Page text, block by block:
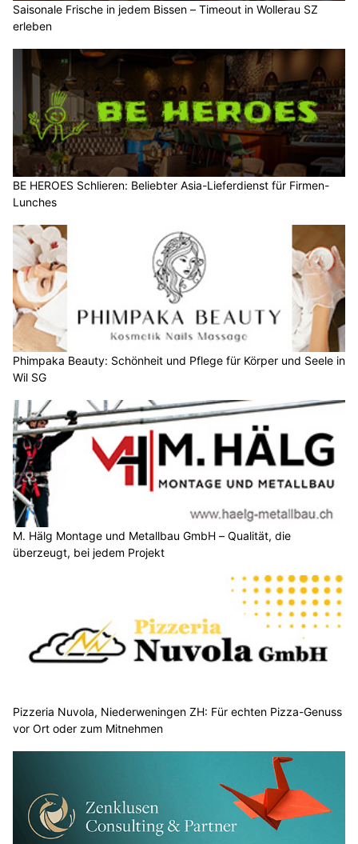
Saisonale Frische in jedem Bissen – Timeout in Wollerau SZ
erleben
BE HEROES Schlieren: Beliebter Asia-Lieferdienst für Firmen-
Lunches
Phimpaka Beauty: Schönheit und Pflege für Körper und Seele in
Wil SG
M. Hälg Montage und Metallbau GmbH – Qualität, die
überzeugt, bei jedem Projekt
Pizzeria Nuvola, Niederweningen ZH: Für echten Pizza-Genuss
vor Ort oder zum Mitnehmen